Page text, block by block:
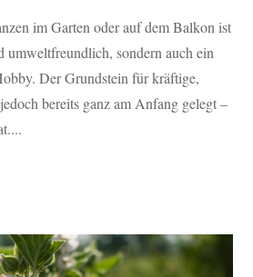
im Garten oder auf dem Balkon ist
umweltfreundlich, sondern auch ein
Der Grundstein für kräftige,
bereits ganz am Anfang gelegt –